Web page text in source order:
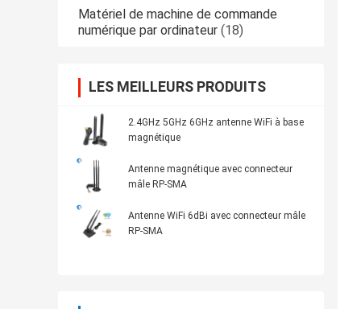
Matériel de machine de commande
numérique par ordinateur (18)
LES MEILLEURS PRODUITS
2.4GHz 5GHz 6GHz antenne WiFi à base
magnétique
Antenne magnétique avec connecteur
mâle RP-SMA
Antenne WiFi 6dBi avec connecteur mâle
RP-SMA